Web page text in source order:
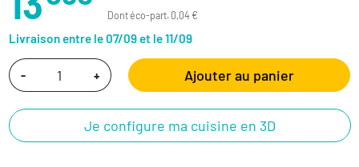
Dont éco-part. 0,04 €
Livraison entre le 07/09 et le 11/09
- + Ajouter au panier
Je configure ma cuisine en 3D